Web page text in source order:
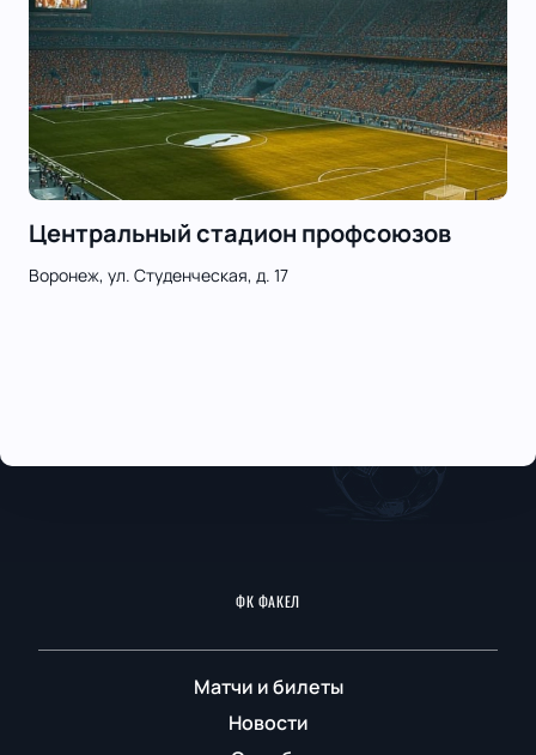
Центральный стадион профсоюзов
Воронеж, ул. Студенческая, д. 17
ФК ФАКЕЛ
Матчи и билеты
Новости